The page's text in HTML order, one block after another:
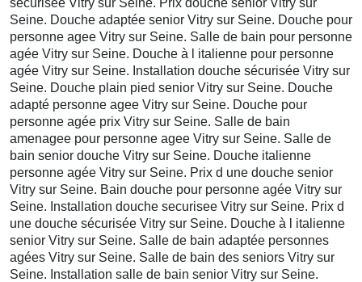
Seine. Douche adaptée senior Vitry sur Seine. Douche pour
personne agee Vitry sur Seine. Salle de bain pour personne
agée Vitry sur Seine. Douche à l italienne pour personne
agée Vitry sur Seine. Installation douche sécurisée Vitry sur
Seine. Douche plain pied senior Vitry sur Seine. Douche
adapté personne agee Vitry sur Seine. Douche pour
personne agée prix Vitry sur Seine. Salle de bain
amenagee pour personne agee Vitry sur Seine. Salle de
bain senior douche Vitry sur Seine. Douche italienne
personne agée Vitry sur Seine. Prix d une douche senior
Vitry sur Seine. Bain douche pour personne agée Vitry sur
Seine. Installation douche securisee Vitry sur Seine. Prix d
une douche sécurisée Vitry sur Seine. Douche à l italienne
senior Vitry sur Seine. Salle de bain adaptée personnes
agées Vitry sur Seine. Salle de bain des seniors Vitry sur
Seine. Installation salle de bain senior Vitry sur Seine.